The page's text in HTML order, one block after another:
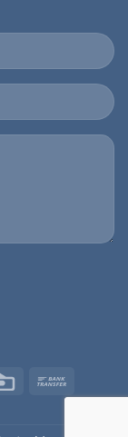
Credit
Transfer